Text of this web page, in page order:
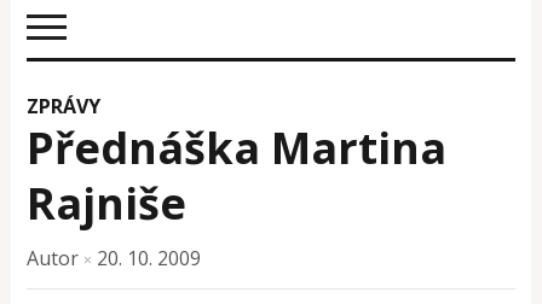
ZPRÁVY
Přednáška Martina
Rajniše
Autor × 20. 10. 2009